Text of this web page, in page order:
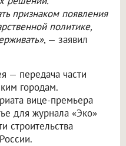
признаком появления
политике,
, — заявил
— передача части
городам.
вице-премьера
для журнала «Эко»
строительства